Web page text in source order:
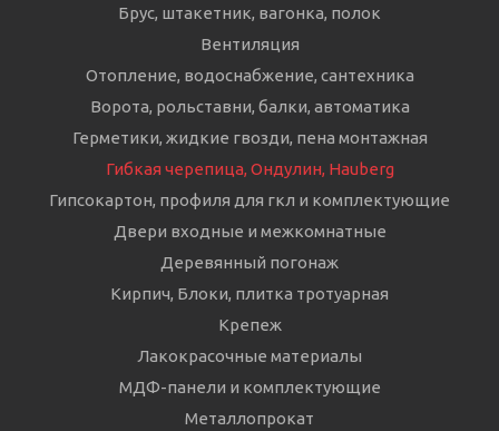
Брус, штакетник, вагонка, полок
Вентиляция
Отопление, водоснабжение, сантехника
Ворота, рольставни, балки, автоматика
Герметики, жидкие гвозди, пена монтажная
Гибкая черепица, Ондулин, Hauberg
Гипсокартон, профиля для гкл и комплектующие
Двери входные и межкомнатные
Деревянный погонаж
Кирпич, Блоки, плитка тротуарная
Крепеж
Лакокрасочные материалы
МДФ-панели и комплектующие
Металлопрокат